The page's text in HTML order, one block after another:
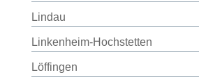
Lindau
Linkenheim-Hochstetten
Löffingen